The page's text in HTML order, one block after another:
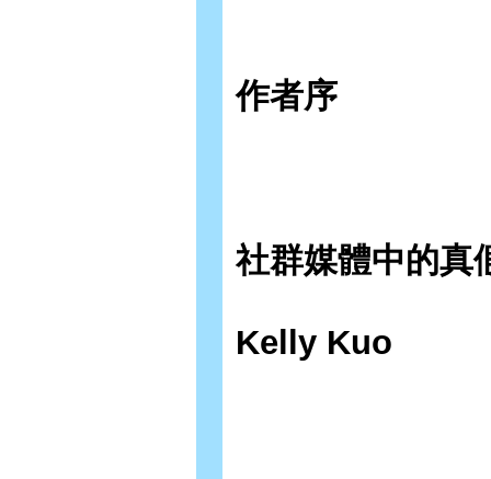
作者序
社群媒體中的真
Kelly Kuo